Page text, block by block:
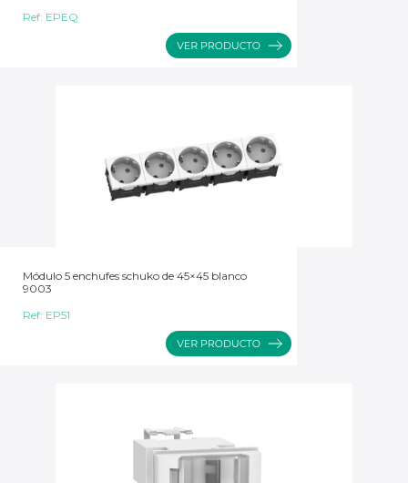
Ref: EPEQ
Módulo 5 enchufes schuko de 45×45 blanco
9003
Ref: EP51